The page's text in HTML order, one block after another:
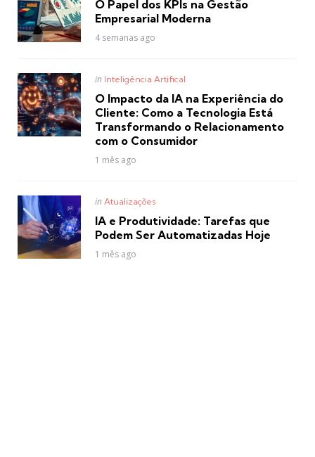
O Papel dos KPIs na Gestão
Empresarial Moderna
4 semanas ago
Posted
in Inteligência Artifical
O Impacto da IA na Experiência do
Cliente: Como a Tecnologia Está
Transformando o Relacionamento
com o Consumidor
1 mês ago
Posted
in Atualizações
IA e Produtividade: Tarefas que
Podem Ser Automatizadas Hoje
1 mês ago